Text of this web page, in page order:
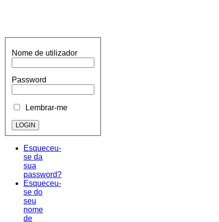
Nome de utilizador
Password
Lembrar-me
Esqueceu-
se da
sua
password?
Esqueceu-
se do
seu
nome
de